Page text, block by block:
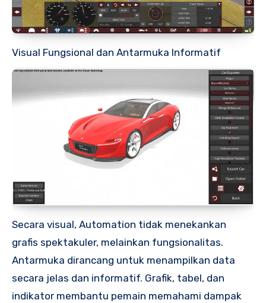
Visual Fungsional dan Antarmuka Informatif
Secara visual, Automation tidak menekankan
grafis spektakuler, melainkan fungsionalitas.
Antarmuka dirancang untuk menampilkan data
secara jelas dan informatif. Grafik, tabel, dan
indikator membantu pemain memahami dampak